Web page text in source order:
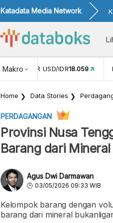
Katadata Media Network
Makro
NILAI TUKAR USD/IDR18.059
Home Data Stories
PERDAGANGAN
Provinsi Nusa
Barang dari
Agus Dwi Darmawan
03/05/2026 09:33 WIB
Kelompok barang dengan
barang dari mineral